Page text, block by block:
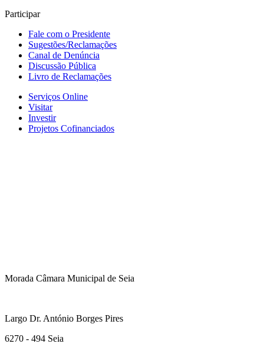
Participar
Fale com o Presidente
Sugestões/Reclamações
Canal de Denúncia
Discussão Pública
Livro de Reclamações
Serviços Online
Visitar
Investir
Projetos Cofinanciados
Morada Câmara Municipal de Seia
Largo Dr. António Borges Pires
6270 - 494 Seia